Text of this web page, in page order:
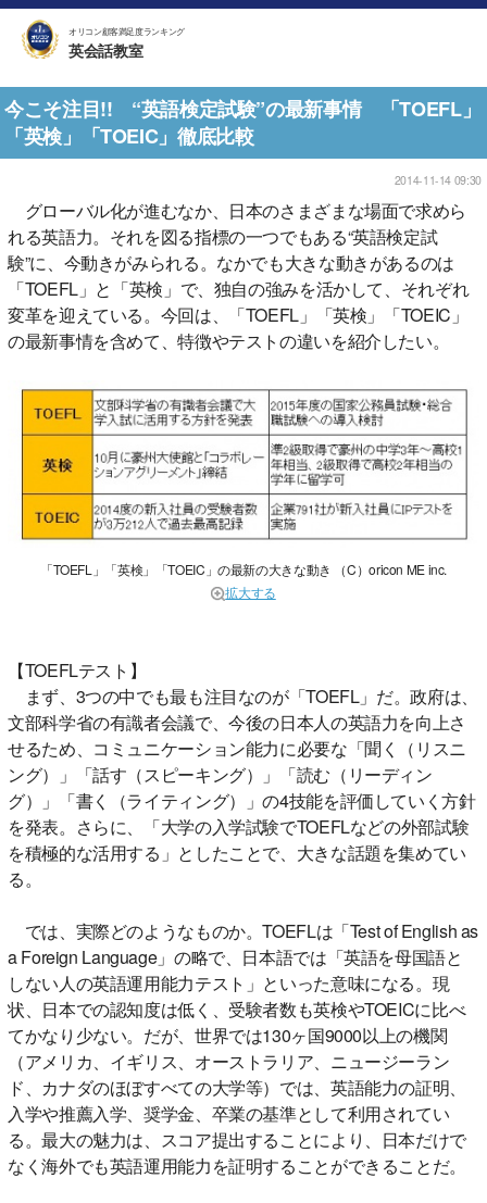
オリコン顧客満足度ランキング
英会話教室
今こそ注目!! “英語検定試験”の最新事情 「TOEFL」
「英検」「TOEIC」徹底比較
2014-11-14 09:30
グローバル化が進むなか、日本のさまざまな場面で求めら
れる英語力。それを図る指標の一つでもある“英語検定試
験”に、今動きがみられる。なかでも大きな動きがあるのは
「TOEFL」と「英検」で、独自の強みを活かして、それぞれ
変革を迎えている。今回は、「TOEFL」「英検」「TOEIC」
の最新事情を含めて、特徴やテストの違いを紹介したい。
「TOEFL」「英検」「TOEIC」の最新の大きな動き （C）oricon ME inc.
拡大する
【TOEFLテスト】
まず、3つの中でも最も注目なのが「TOEFL」だ。政府は、
文部科学省の有識者会議で、今後の日本人の英語力を向上さ
せるため、コミュニケーション能力に必要な「聞く（リスニ
ング）」「話す（スピーキング）」「読む（リーディン
グ）」「書く（ライティング）」の4技能を評価していく方針
を発表。さらに、「大学の入学試験でTOEFLなどの外部試験
を積極的な活用する」としたことで、大きな話題を集めてい
る。
では、実際どのようなものか。TOEFLは「Test of English as
a Foreign Language」の略で、日本語では「英語を母国語と
しない人の英語運用能力テスト」といった意味になる。現
状、日本での認知度は低く、受験者数も英検やTOEICに比べ
てかなり少ない。だが、世界では130ヶ国9000以上の機関
（アメリカ、イギリス、オーストラリア、ニュージーラン
ド、カナダのほぼすべての大学等）では、英語能力の証明、
入学や推薦入学、奨学金、卒業の基準として利用されてい
る。最大の魅力は、スコア提出することにより、日本だけで
なく海外でも英語運用能力を証明することができることだ。